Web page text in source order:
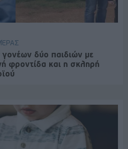
γονέων δύο παιδιών με
φροντίδα και η σκληρή